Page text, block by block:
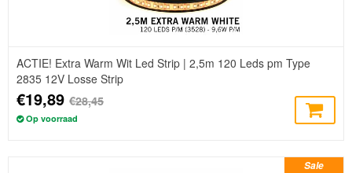
ACTIE! Extra Warm Wit Led Strip | 2,5m 120 Leds pm Type
2835 12V Losse Strip
€19,89 €28,45
Op voorraad
Sale